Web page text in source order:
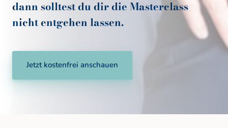
dann solltest du dir die
nicht entgehen lassen.
Jetzt kostenfrei anschauen